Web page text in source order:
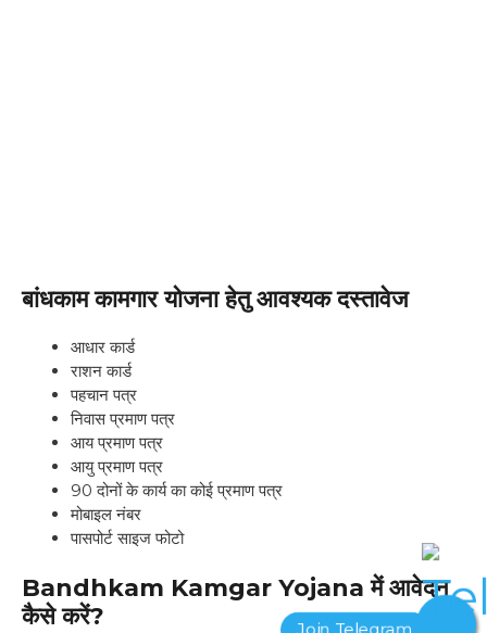
बांधकाम कामगार योजना हेतुआवश्यक दस्तावेज
आधार कार्ड
राशन कार्ड
पहचान पत्र
निवास प्रमाण पत्र
आय प्रमाण पत्र
आयु प्रमाण पत्र
90 दोनों के कार्य का कोई प्रमाण पत्र
मोबाइल नंबर
पासपोर्ट साइज फोटो
Bandhkam Kamgar Yojanaमें आवेदन
कैसे करें?